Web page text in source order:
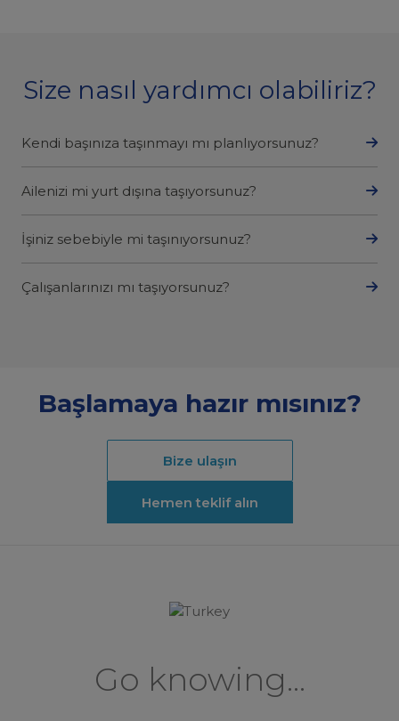
Size nasıl yardımcı olabiliriz?
Kendi başınıza taşınmayı mı planlıyorsunuz?
Ailenizi mi yurt dışına taşıyorsunuz?
İşiniz sebebiyle mi taşınıyorsunuz?
Çalışanlarınızı mı taşıyorsunuz?
Başlamaya hazır mısınız?
Bize ulaşın
Hemen teklif alın
Go knowing...